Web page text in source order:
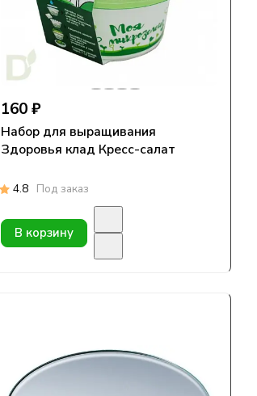
160 ₽
Набор для выращивания
Здоровья клад Кресс-салат
4.8 Под заказ
В корзину